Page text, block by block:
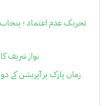
تحریک عدم اعتماد ؛
نواز شریف
زمان پارک پر آپریشن کے